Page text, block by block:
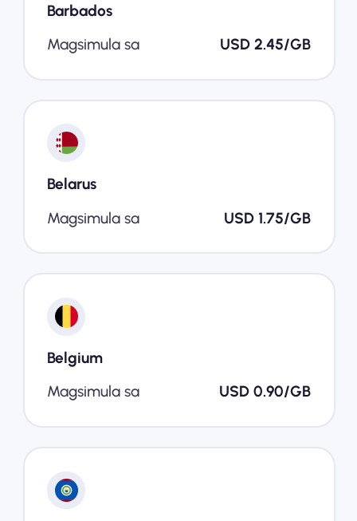
Barbados
Magsimula sa
USD 2.45/GB
Belarus
Magsimula sa
USD 1.75/GB
Belgium
Magsimula sa
USD 0.90/GB